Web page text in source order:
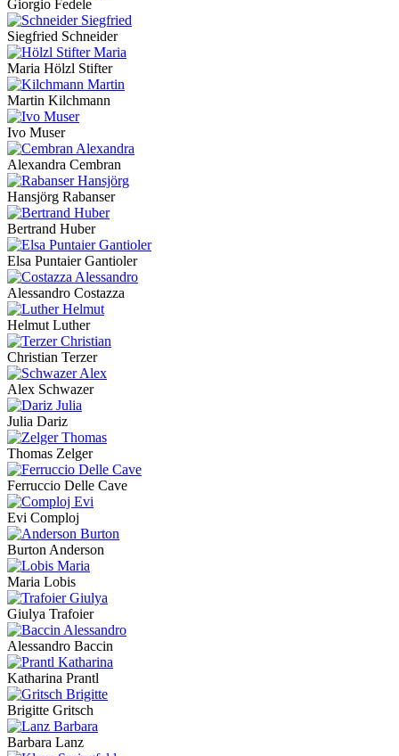
Giorgio Fedele
Siegfried Schneider
Maria Hölzl Stifter
Martin Kilchmann
Ivo Muser
Alexandra Cembran
Hansjörg Rabanser
Bertrand Huber
Elsa Puntaier Gantioler
Alessandro Costazza
Helmut Luther
Christian Terzer
Alex Schwazer
Julia Dariz
Thomas Zelger
Ferruccio Delle Cave
Evi Comploj
Burton Anderson
Maria Lobis
Giulya Trafoier
Alessandro Baccin
Katharina Prantl
Brigitte Gritsch
Barbara Lanz